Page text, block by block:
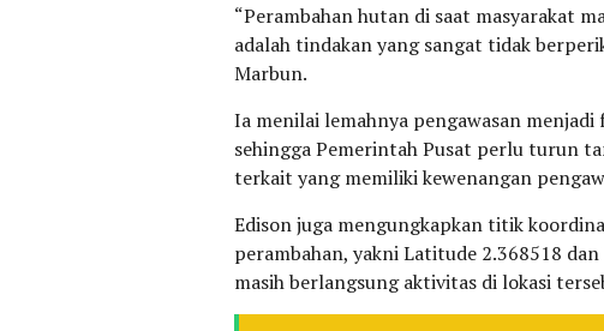
“Perambahan hutan di saat masyarakat
adalah tindakan yang sangat tidak
Marbun.
Ia menilai lemahnya pengawasan
sehingga Pemerintah Pusat perlu turun
terkait yang memiliki kewenangan
Edison juga mengungkapkan titik
perambahan, yakni Latitude 2.368518
masih berlangsung aktivitas di lokasi